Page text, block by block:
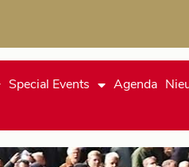
Special Events Agenda